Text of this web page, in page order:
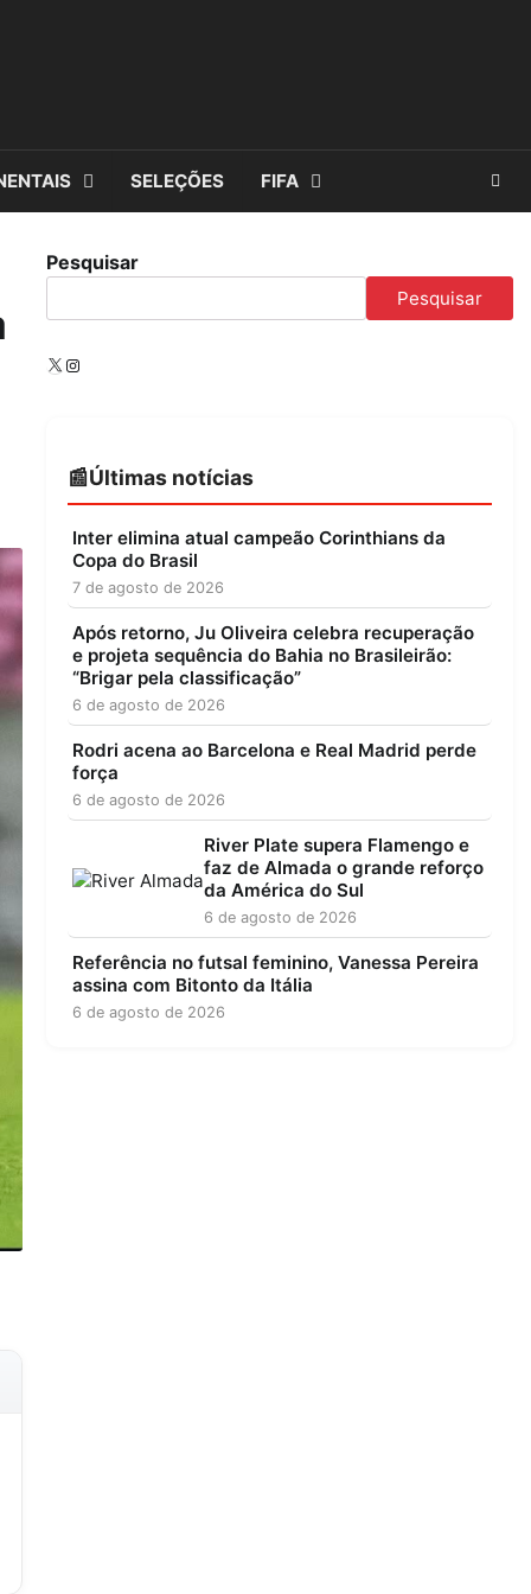
SELEÇÕES FIFA
Pesquisar
Pesquisar
X Instagram
Últimas notícias
Inter elimina atual campeão Corinthians da
Copa do Brasil
7 de agosto de 2026
Após retorno, Ju Oliveira celebra recuperação
e projeta sequência do Bahia no Brasileirão:
“Brigar pela classificação”
6 de agosto de 2026
Rodri acena ao Barcelona e Real Madrid perde
força
6 de agosto de 2026
River Plate supera Flamengo e
faz de Almada o grande reforço
da América do Sul
6 de agosto de 2026
Referência no futsal feminino, Vanessa Pereira
assina com Bitonto da Itália
6 de agosto de 2026